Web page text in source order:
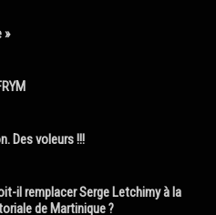
»
Des voleurs !!!
il remplacer Serge Letchimy à la
de Martinique ?